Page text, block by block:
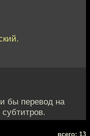
бы перевод на
всего: 13